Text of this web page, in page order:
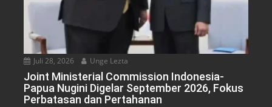
Juli 28, 2026 Unge Lezta
Joint Ministerial Commission Indonesia-
Papua Nugini Digelar September 2026, Fokus
Perbatasan dan Pertahanan